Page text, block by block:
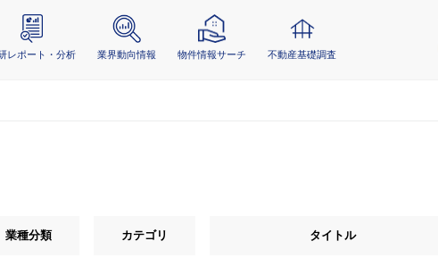
レポート・分析 業界動向情報 物件情報サーチ 不動産基礎調査
業種分類 カテゴリ タイトル